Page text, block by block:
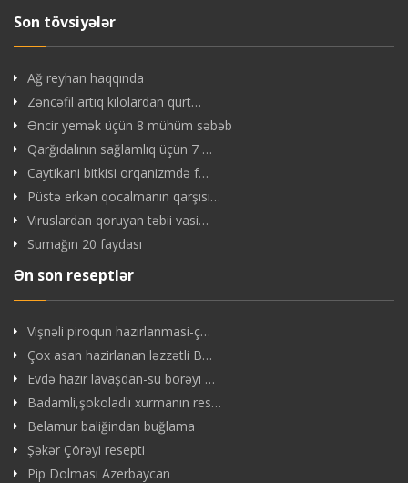
Son tövsiyələr
Ağ reyhan haqqında
Zəncəfil artıq kilolardan qurt…
Əncir yemək üçün 8 mühüm səbəb
Qarğıdalının sağlamlıq üçün 7 …
Caytikani bitkisi orqanizmdə f…
Püstə erkən qocalmanın qarşısı…
Viruslardan qoruyan təbii vasi…
Sumağın 20 faydası
Ən son reseptlər
Vişnəli piroqun hazirlanmasi-ç…
Çox asan hazirlanan ləzzətli B…
Evdə hazir lavaşdan-su börəyi …
Badamli,şokoladlı xurmanın res…
Belamur baliğindan buğlama
Şəkər Çörəyi resepti
Pip Dolması Azerbaycan